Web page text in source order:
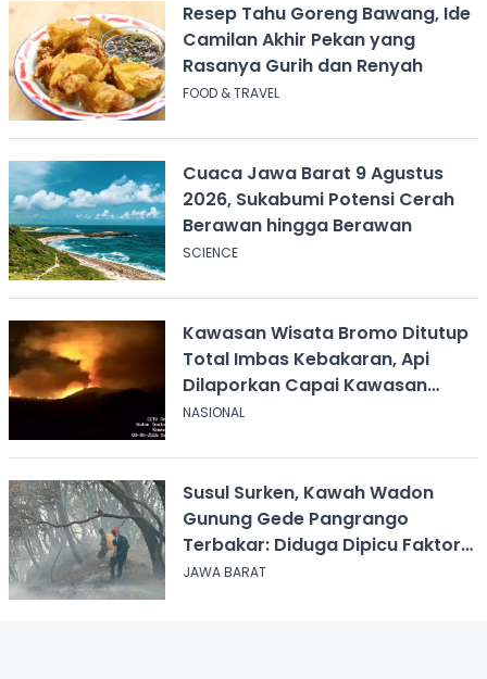
Resep Tahu Goreng Bawang, Ide
Camilan Akhir Pekan yang
Rasanya Gurih dan Renyah
FOOD & TRAVEL
Cuaca Jawa Barat 9 Agustus
2026, Sukabumi Potensi Cerah
Berawan hingga Berawan
SCIENCE
Kawasan Wisata Bromo Ditutup
Total Imbas Kebakaran, Api
Dilaporkan Capai Kawasan
Sabana
NASIONAL
Susul Surken, Kawah Wadon
Gunung Gede Pangrango
Terbakar: Diduga Dipicu Faktor
Alam
JAWA BARAT